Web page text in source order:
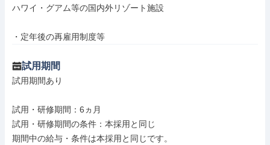
ハワイ・グアム等の国内外リゾート施設
・定年後の再雇用制度等
試用期間
試用期間あり
試用・研修期間：6ヵ月
試用・研修期間の条件：本採用と同じ